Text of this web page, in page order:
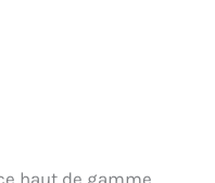
haut de gamme